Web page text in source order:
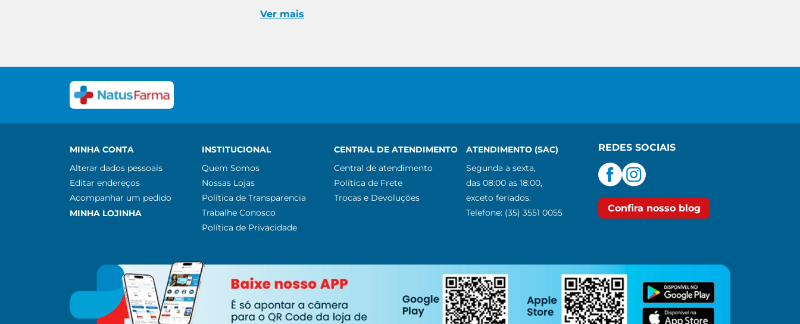
Ver mais
MINHA CONTA
Alterar dados pessoais
Editar endereços
Acompanhar um pedido
MINHA LOJINHA
INSTITUCIONAL
Quem Somos
Nossas Lojas
Política de Transparencia
Trabalhe Conosco
Política de Privacidade
CENTRAL DE ATENDIMENTO
Central de atendimento
Política de Frete
Trocas e Devoluções
ATENDIMENTO (SAC)
Segunda a sexta,
das 08:00 as 18:00,
exceto feriados.
Telefone: (35) 3551 0055
REDES SOCIAIS
Confira nosso blog